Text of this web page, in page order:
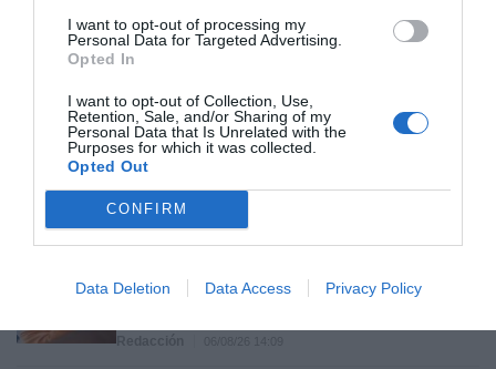
I want to opt-out of processing my
Personal Data for Targeted Advertising.
Opted In
I want to opt-out of Collection, Use,
Retention, Sale, and/or Sharing of my
Personal Data that Is Unrelated with the
Purposes for which it was collected.
Opted Out
CONFIRM
Data Deletion Data Access Privacy Policy
influencia internacional: se conforma con
ser la número dos de la OIT
ECONOMÍA
La matriz de la china MG dispara ingresos
(+59%) y ventas (+47%) en España, pero
reduce por primera vez su beneficio
Cristina Martín
SOCIEDAD
de Narendra Modi hostigan a un sacerdote